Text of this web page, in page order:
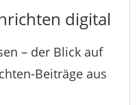
digital
– der Blick auf
Beiträge aus